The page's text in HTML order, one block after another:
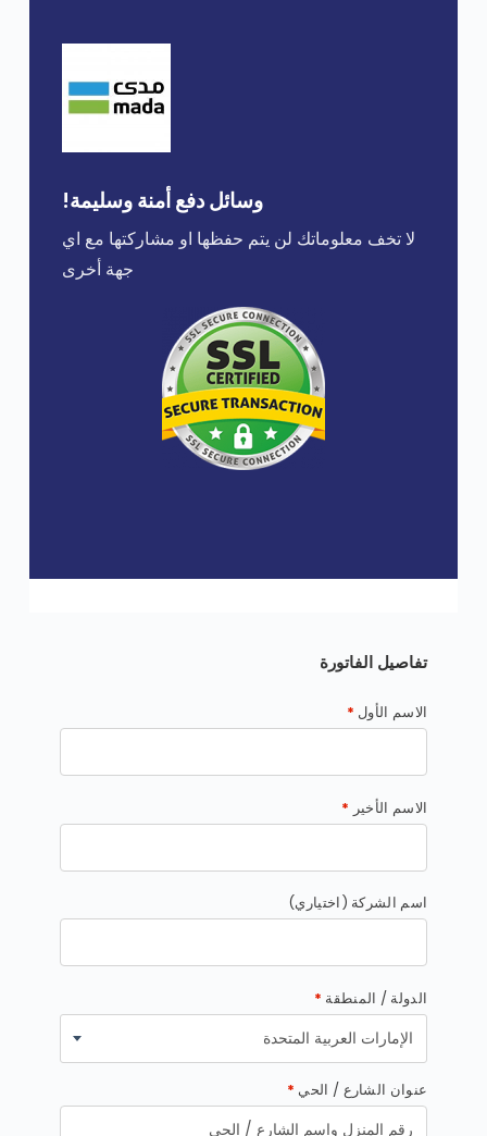
وسائل دفع أمنة وسليمة!
لا تخف معلوماتك لن يتم حفظها او مشاركتها مع اي
جهة أخرى
تفاصيل الفاتورة
الاسم الأول *
الاسم الأخير *
اسم الشركة (اختياري)
الدولة / المنطقة *
الإمارات العربية المتحدة
عنوان الشارع / الحي *